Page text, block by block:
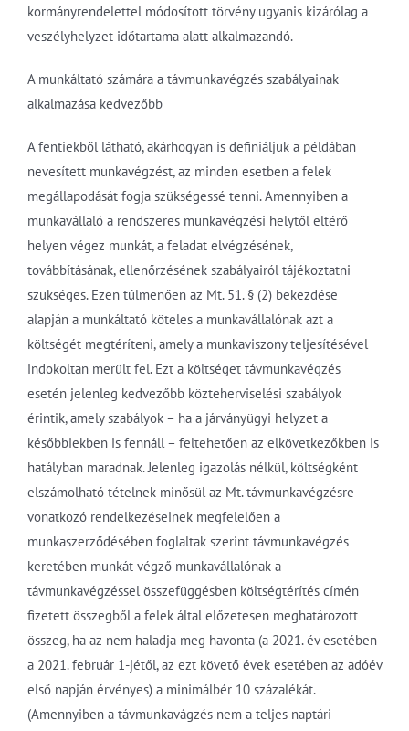
kormányrendelettel módosított törvény ugyanis kizárólag a
veszélyhelyzet időtartama alatt alkalmazandó.
A munkáltató számára a távmunkavégzés szabályainak
alkalmazása kedvezőbb
A fentiekből látható, akárhogyan is definiáljuk a példában
nevesített munkavégzést, az minden esetben a felek
megállapodását fogja szükségessé tenni. Amennyiben a
munkavállaló a rendszeres munkavégzési helytől eltérő
helyen végez munkát, a feladat elvégzésének,
továbbításának, ellenőrzésének szabályairól tájékoztatni
szükséges. Ezen túlmenően az Mt. 51. § (2) bekezdése
alapján a munkáltató köteles a munkavállalónak azt a
költségét megtéríteni, amely a munkaviszony teljesítésével
indokoltan merült fel. Ezt a költséget távmunkavégzés
esetén jelenleg kedvezőbb közteherviselési szabályok
érintik, amely szabályok – ha a járványügyi helyzet a
későbbiekben is fennáll – feltehetően az elkövetkezőkben is
hatályban maradnak. Jelenleg igazolás nélkül, költségként
elszámolható tételnek minősül az Mt. távmunkavégzésre
vonatkozó rendelkezéseinek megfelelően a
munkaszerződésében foglaltak szerint távmunkavégzés
keretében munkát végző munkavállalónak a
távmunkavégzéssel összefüggésben költségtérítés címén
fizetett összegből a felek által előzetesen meghatározott
összeg, ha az nem haladja meg havonta (a 2021. év esetében
a 2021. február 1-jétől, az ezt követő évek esetében az adóév
első napján érvényes) a minimálbér 10 százalékát.
(Amennyiben a távmunkavágzés nem a teljes naptári